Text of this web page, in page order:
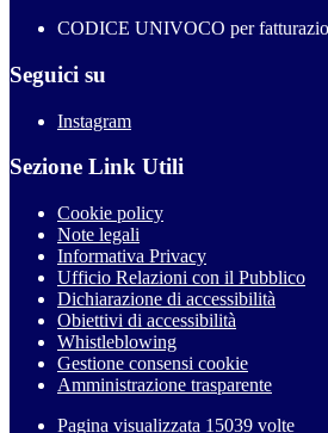
CODICE UNIVOCO per
Seguici su
Instagram
Sezione Link Utili
Cookie policy
Note legali
Informativa Privacy
Ufficio Relazioni con il Pubblico
Dichiarazione di accessibilità
Obiettivi di accessibilità
Whistleblowing
Gestione consensi cookie
Amministrazione trasparente
Pagina visualizzata 15039 volte